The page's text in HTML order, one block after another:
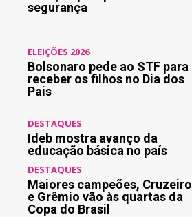
segurança
ELEIÇÕES 2026
Bolsonaro pede ao STF para
receber os filhos no Dia dos
Pais
DESTAQUES
Ideb mostra avanço da
educação básica no país
DESTAQUES
Maiores campeões, Cruzeiro
e Grêmio vão às quartas da
Copa do Brasil